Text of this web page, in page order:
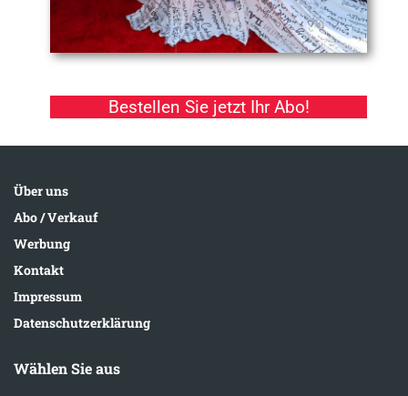
Bestellen Sie jetzt Ihr Abo!
Über uns
Abo / Verkauf
Werbung
Kontakt
Impressum
Datenschutzerklärung
Wählen Sie aus